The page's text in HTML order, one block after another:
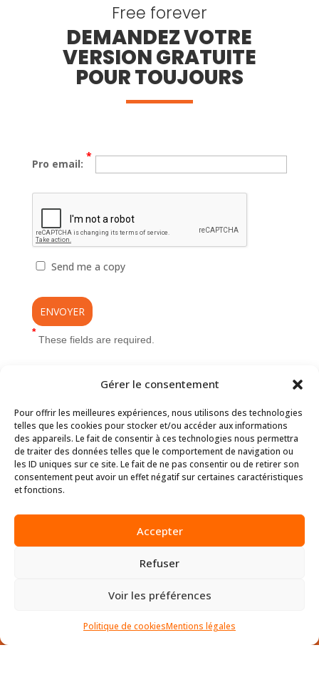
Gérer le consentement
Pour offrir les meilleures expériences, nous utilisons des technologies
telles que les cookies pour stocker et/ou accéder aux informations
des appareils. Le fait de consentir à ces technologies nous permettra
de traiter des données telles que le comportement de navigation ou
les ID uniques sur ce site. Le fait de ne pas consentir ou de retirer son
consentement peut avoir un effet négatif sur certaines caractéristiques
et fonctions.
Accepter
Refuser
Voir les préférences
Politique de cookiesMentions légales
Free forever
DEMANDEZ VOTRE
VERSION GRATUITE
POUR TOUJOURS
Pro email:
*
Send me a copy
*
These fields are required.
D.SIDE SOFTWARE
HQ Sophia-Antipolis
45 allée des Ormes BP 1200
SITE MAP